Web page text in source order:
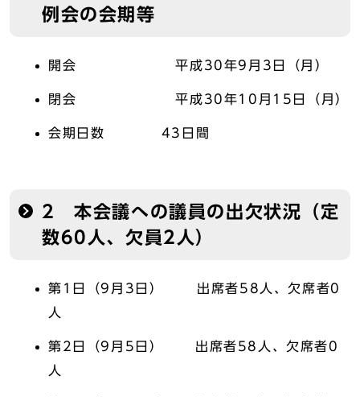
例会の会期等
開会 平成30年9月3日（月）
閉会 平成30年10月15日（月）
会期日数 43日間
2 本会議への議員の出欠状況（定
数60人、欠員2人）
第1日（9月3日） 出席者58人、欠席者0
人
第2日（9月5日） 出席者58人、欠席者0
人